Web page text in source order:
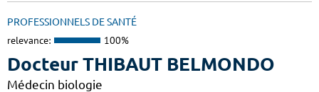
PROFESSIONNELS DE SANTÉ
relevance: 100%
Docteur THIBAUT BELMONDO
Médecin biologie